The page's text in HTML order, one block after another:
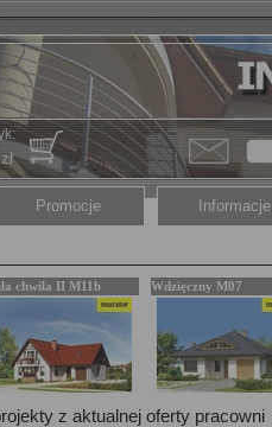
Promocje Informacje
chwila II M11b Wdzięczny M07
z aktualnej oferty pracowni